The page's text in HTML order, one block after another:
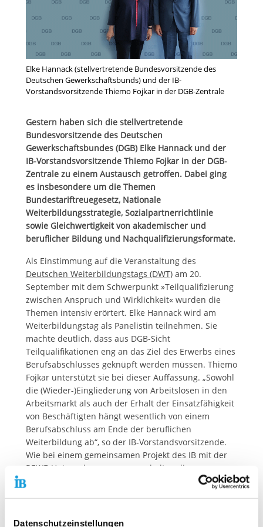
Datenschutzeinstellungen
Elke Hannack (stellvertretende Bundesvorsitzende des
Deutschen Gewerkschaftsbunds) und der IB-
Vorstandsvorsitzende Thiemo Fojkar in der DGB-Zentrale
Gestern haben sich die stellvertretende
Bundesvorsitzende des Deutschen
Gewerkschaftsbundes (DGB) Elke Hannack und der
IB-Vorstandsvorsitzende Thiemo Fojkar in der DGB-
Zentrale zu einem Austausch getroffen. Dabei ging
es insbesondere um die Themen
Bundestariftreuegesetz, Nationale
Weiterbildungsstrategie, Sozialpartnerrichtlinie
sowie Gleichwertigkeit von akademischer und
beruflicher Bildung und Nachqualifizierungsformate.
Als Einstimmung auf die Veranstaltung des
Deutschen Weiterbildungstags (DWT)am 20.
September mit dem Schwerpunkt »Teilqualifizierung
zwischen Anspruch und Wirklichkeit« wurden die
Themen intensiv erörtert. Elke Hannack wird am
Weiterbildungstag als Panelistin teilnehmen. Sie
machte deutlich, dass aus DGB-Sicht
Teilqualifikationen eng an das Ziel des Erwerbs eines
Berufsabschlusses geknüpft werden müssen. Thiemo
Fojkar unterstützt sie bei dieser Auffassung. „Sowohl
die (Wieder-)Eingliederung von Arbeitslosen in den
Arbeitsmarkt als auch der Erhalt der Einsatzfähigkeit
von Beschäftigten hängt wesentlich von einem
Berufsabschluss am Ende der beruflichen
Weiterbildung ab“, so der IB-Vorstandsvorsitzende.
Wie bei einem gemeinsamen Projekt des IB mit der
REWE-Unternehmensgruppe erhalten die
Teilnehmenden von den Unternehmen die
Teilqualifizierungen absolvieren zu können. Solche